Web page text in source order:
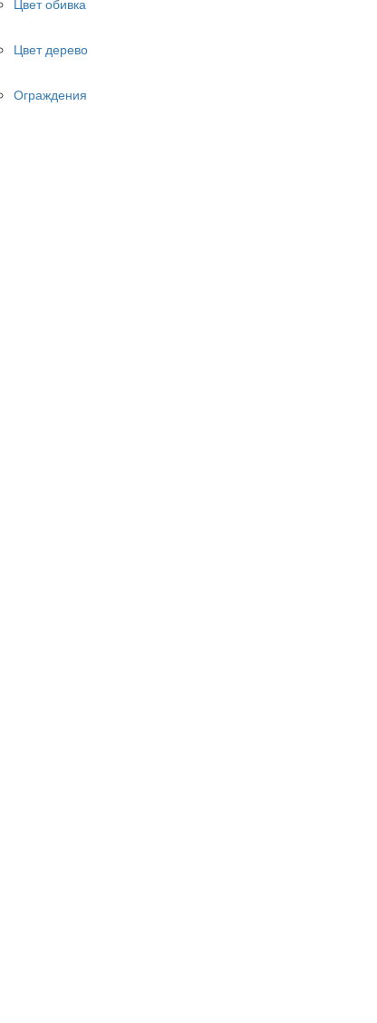
Цвет дерево
Ограждения